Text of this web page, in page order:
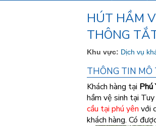
HÚT HẦM
THÔNG
Khu vực: Dịch vụ
THÔNG TIN MÔ
Khách hàng tại Phú
hầm vệ sinh tại
cầu tại phú yên với
khách hàng. Có